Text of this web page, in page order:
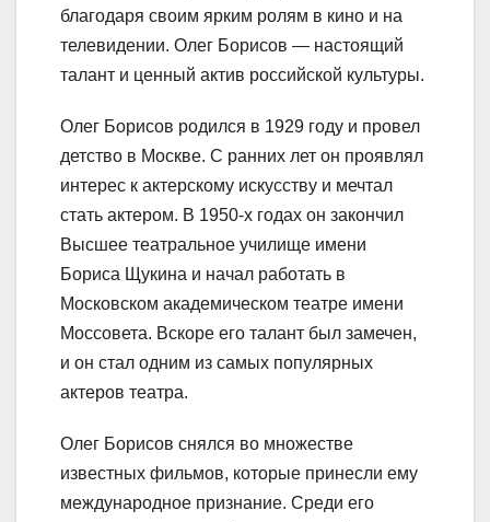
благодаря своим ярким ролям в кино и на
телевидении. Олег Борисов — настоящий
талант и ценный актив российской культуры.
Олег Борисов родился в 1929 году и провел
детство в Москве. С ранних лет он проявлял
интерес к актерскому искусству и мечтал
стать актером. В 1950-х годах он закончил
Высшее театральное училище имени
Бориса Щукина и начал работать в
Московском академическом театре имени
Моссовета. Вскоре его талант был замечен,
и он стал одним из самых популярных
актеров театра.
Олег Борисов снялся во множестве
известных фильмов, которые принесли ему
международное признание. Среди его